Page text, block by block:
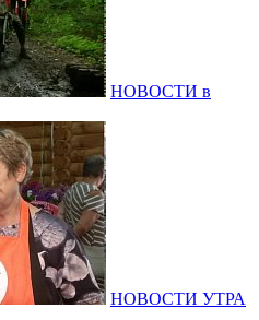
НОВОСТИ в
НОВОСТИ УТРА